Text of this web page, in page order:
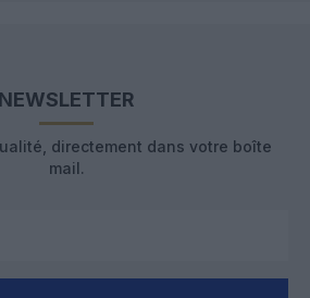
NEWSLETTER
directement dans votre boîte
mail.